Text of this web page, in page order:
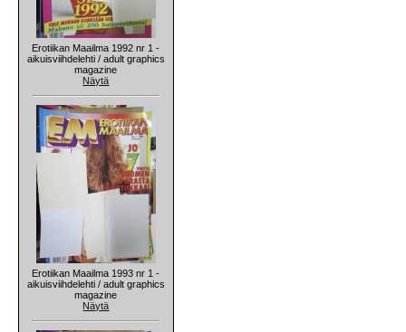
Erotiikan Maailma 1992 nr 1 -
aikuisviihdelehti / adult graphics
magazine
Näytä
Erotiikan Maailma 1993 nr 1 -
aikuisviihdelehti / adult graphics
magazine
Näytä